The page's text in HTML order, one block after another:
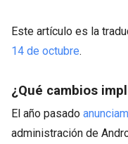
Este artículo es la
14 de octubre.
¿Qué cambios
El año pasado
administración de